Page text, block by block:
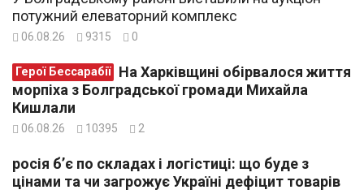
потужний елеваторний комплекс
06.08.26 9315 0
Герої Бессарабії
морпіха з Болградської громади Михайла
Кишлали
06.08.26 10395 2
росія б’є по складах і логістиці: що буде з
цінами та чи загрожує Україні дефіцит товарів